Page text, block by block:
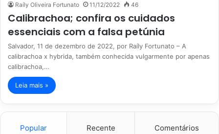
Raíly Oliveira Fortunato 11/12/2022 46
Calibrachoa; confira os cuidados
essenciais com a falsa petúnia
Salvador, 11 de dezembro de 2022, por Raíly Fortunato – A
calibrachoa x hybrida, também conhecida vulgarmente por apenas
calibrachoa,…
Leia mais »
Popular Recente Comentários